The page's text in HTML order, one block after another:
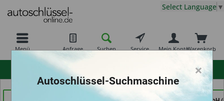
Menü Anfrage Suchen Service Warenkorb
Mein Konto
Select Language ▼
×
Autoschlüssel-Suchmaschine